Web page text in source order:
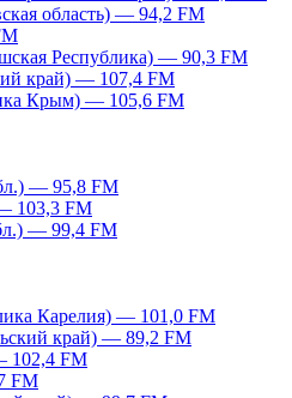
область) — 94,2 FM
Республика) — 90,3 FM
край) — 107,4 FM
Крым) — 105,6 FM
— 95,8 FM
103,3 FM
— 99,4 FM
Карелия) — 101,0 FM
край) — 89,2 FM
102,4 FM
FM